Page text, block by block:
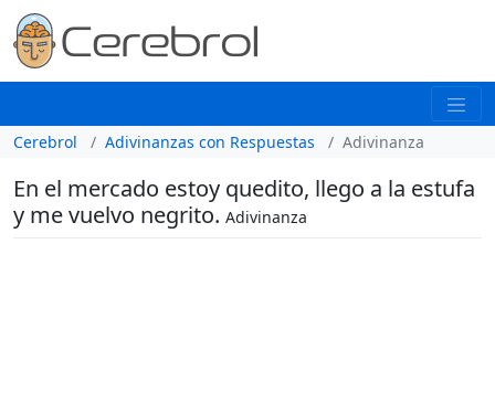
Cerebrol Adivinanzas con Respuestas Adivinanza
En el mercado estoy quedito, llego a la estufa
y me vuelvo negrito. Adivinanza